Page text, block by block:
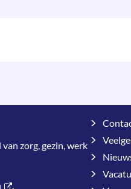
zorg, gezin, werk
.